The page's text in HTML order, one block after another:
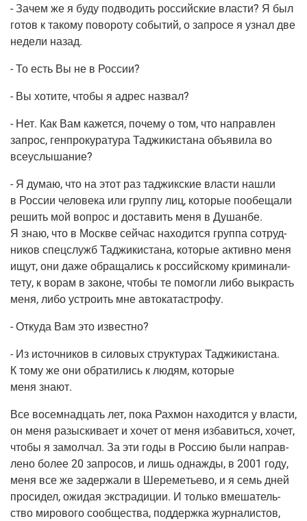
- Зачем же я буду под­во­дить рос­сий­ские вла­сти? Я был
готов к тако­му пово­ро­ту собы­тий, о запро­се я узнал две
неде­ли назад.
- То есть Вы не в России?
- Вы хоти­те, что­бы я адрес назвал?
- Нет. Как Вам кажет­ся, поче­му о том, что направ­лен
запрос, ген­про­ку­ра­ту­ра Таджи­ки­ста­на объ­яви­ла во
всеуслышание?
- Я думаю, что на этот раз таджик­ские вла­сти нашли
в Рос­сии чело­ве­ка или груп­пу лиц, кото­рые пообе­ща­ли
решить мой вопрос и доста­вить меня в Душан­бе.
Я знаю, что в Москве сей­час нахо­дит­ся груп­па сотруд­
ни­ков спец­служб Таджи­ки­ста­на, кото­рые актив­но меня
ищут, они даже обра­ща­лись к рос­сий­ско­му кри­ми­на­ли­
те­ту, к ворам в законе, что­бы те помог­ли либо выкрасть
меня, либо устро­ить мне автокатастрофу.
- Отку­да Вам это известно?
- Из источ­ни­ков в сило­вых струк­ту­рах Таджи­ки­ста­на.
К тому же они обра­ти­лись к людям, кото­рые
меня знают.
Все восем­на­дцать лет, пока Рах­мон нахо­дит­ся у вла­сти,
он меня разыс­ки­ва­ет и хочет от меня изба­вить­ся, хочет,
что­бы я замол­чал. За эти годы в Рос­сию были направ­
ле­но более 20 запро­сов, и лишь одна­жды, в 2001 году,
меня все же задер­жа­ли в Шере­ме­тье­во, и я семь дней
про­си­дел, ожи­дая экс­тра­ди­ции. И толь­ко вме­ша­тель­
ство миро­во­го сооб­ще­ства, под­держ­ка жур­на­ли­стов,